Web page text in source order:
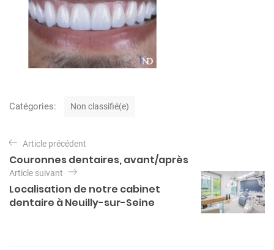
Catégories:
é
o
i
e
Non classifié(e)
N
a
v
i
g
Article précédent
Couronnes dentaires, avant/après
Article suivant
Localisation de notre cabinet
dentaire à Neuilly-sur-Seine